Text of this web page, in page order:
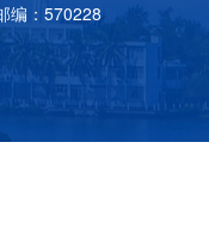
编：570228